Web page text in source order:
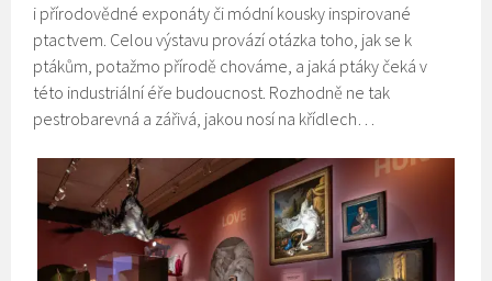
i přírodovědné exponáty či módní kousky inspirované
ptactvem. Celou výstavu provází otázka toho, jak se k
ptákům, potažmo přírodě chováme, a jaká ptáky čeká v
této industriální éře budoucnost. Rozhodně ne tak
pestrobarevná a zářivá, jakou nosí na křídlech…